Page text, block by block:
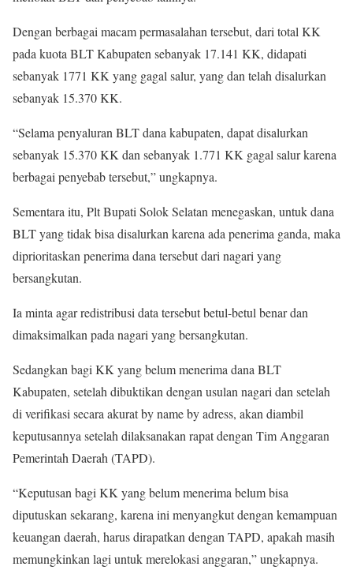
Dengan berbagai macam permasalahan tersebut, dari total KK
pada kuota BLT Kabupaten sebanyak 17.141 KK, didapati
sebanyak 1771 KK yang gagal salur, yang dan telah disalurkan
sebanyak 15.370 KK.
“Selama penyaluran BLT dana kabupaten, dapat disalurkan
sebanyak 15.370 KK dan sebanyak 1.771 KK gagal salur karena
berbagai penyebab tersebut,” ungkapnya.
Sementara itu, Plt Bupati Solok Selatan menegaskan, untuk dana
BLT yang tidak bisa disalurkan karena ada penerima ganda, maka
diprioritaskan penerima dana tersebut dari nagari yang
bersangkutan.
Ia minta agar redistribusi data tersebut betul-betul benar dan
dimaksimalkan pada nagari yang bersangkutan.
Sedangkan bagi KK yang belum menerima dana BLT
Kabupaten, setelah dibuktikan dengan usulan nagari dan setelah
di verifikasi secara akurat by name by adress, akan diambil
keputusannya setelah dilaksanakan rapat dengan Tim Anggaran
Pemerintah Daerah (TAPD).
“Keputusan bagi KK yang belum menerima belum bisa
diputuskan sekarang, karena ini menyangkut dengan kemampuan
keuangan daerah, harus dirapatkan dengan TAPD, apakah masih
memungkinkan lagi untuk merelokasi anggaran,” ungkapnya.